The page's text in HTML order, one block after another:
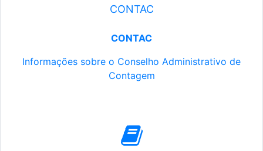
CONTAC
CONTAC
Informações sobre o Conselho Administrativo de
Contagem